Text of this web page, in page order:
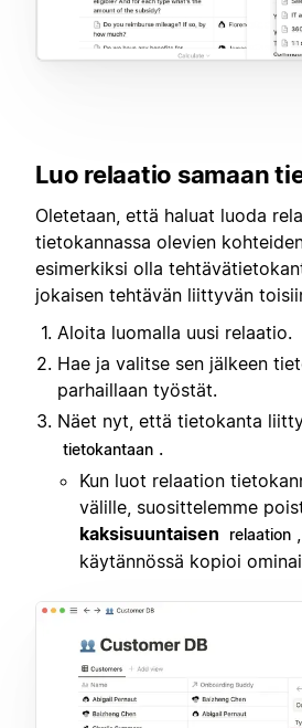
Luo relaatio samaan
Oletetaan, että haluat luoda
tietokannassa olevien
esimerkiksi olla
jokaisen tehtävän liittyvän
Aloita luomalla uusi relaatio.
Hae ja valitse sen jälkeen
parhaillaan työstät.
Näet nyt, että tietokanta
tietokantaan .
Kun luot relaation
välille, suosittelemme
kaksisuuntaisen
relaation
käytännössä kopioi